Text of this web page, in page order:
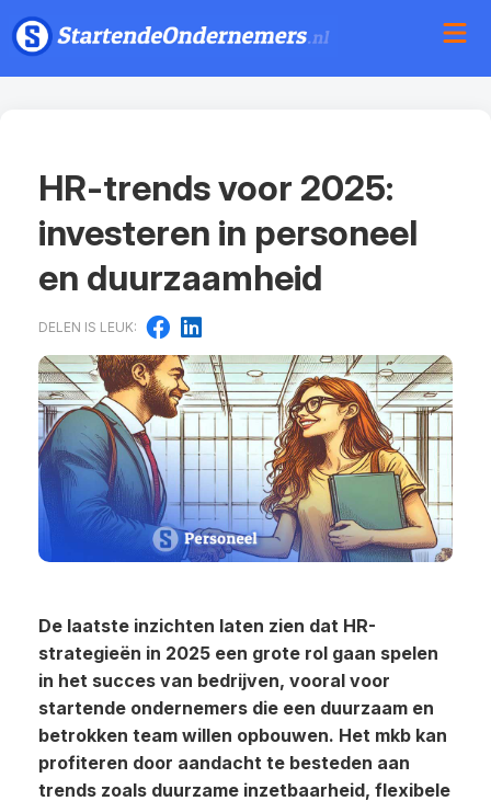
HR-trends voor 2025:
investeren in personeel
en duurzaamheid
DELEN IS LEUK:
De laatste inzichten laten zien dat HR-
strategieën in 2025 een grote rol gaan spelen
in het succes van bedrijven, vooral voor
startende ondernemers die een duurzaam en
betrokken team willen opbouwen. Het mkb kan
profiteren door aandacht te besteden aan
trends zoals duurzame inzetbaarheid, flexibele